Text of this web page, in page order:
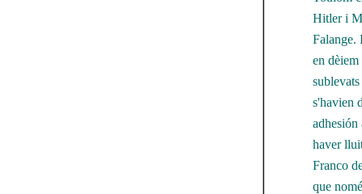
Hitler i
Falange.
en
s'havien
haver
Franco
que